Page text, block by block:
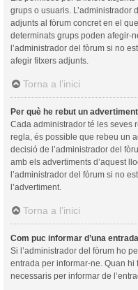
grups o usuaris. L’administrador
adjunts al fòrum concret en el
determinats grups poden afegir-
l’administrador del fòrum si no
afegir fitxers adjunts.
Torna a l’inici
Per què he rebut un
Cada administrador té les seves
regla, és possible que rebeu un
decisió de l’administrador del
amb els advertiments d’aquest
l’administrador del fòrum si no
l’advertiment.
Torna a l’inici
Com puc informar d’una
Si l’administrador del fòrum ho
entrada per informar-ne. Quan
necessaris per informar de